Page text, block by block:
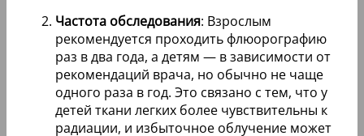
Частота обследования: Взрослым
рекомендуется проходить флюорографию
раз в два года, а детям — в зависимости от
рекомендаций врача, но обычно не чаще
одного раза в год. Это связано с тем, что у
детей ткани легких более чувствительны к
радиации, и избыточное облучение может